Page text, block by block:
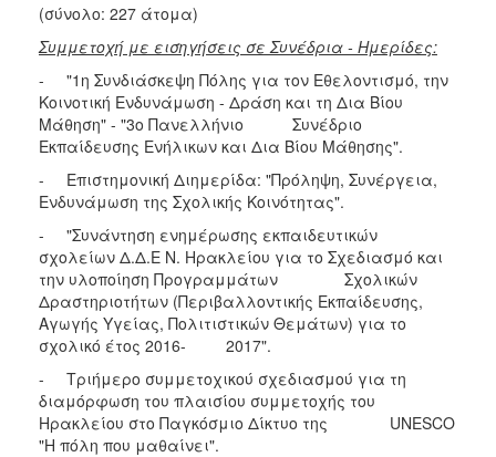
(σύνολο: 227 άτομα)
Συμμετοχή με εισηγήσεις σε Συνέδρια - Ημερίδες:
- "1η Συνδιάσκεψη Πόλης για τον Εθελοντισμό, την
Κοινοτική Ενδυνάμωση - Δράση και τη Δια Βίου
Μάθηση" - "3ο Πανελλήνιο Συνέδριο
Εκπαίδευσης Ενήλικων και Δια Βίου Μάθησης".
- Επιστημονική Διημερίδα: "Πρόληψη, Συνέργεια,
Ενδυνάμωση της Σχολικής Κοινότητας".
- "Συνάντηση ενημέρωσης εκπαιδευτικών
σχολείων Δ.Δ.Ε Ν. Ηρακλείου για το Σχεδιασμό και
την υλοποίηση Προγραμμάτων Σχολικών
Δραστηριοτήτων (Περιβαλλοντικής Εκπαίδευσης,
Αγωγής Υγείας, Πολιτιστικών Θεμάτων) για το
σχολικό έτος 2016- 2017".
- Τριήμερο συμμετοχικού σχεδιασμού για τη
διαμόρφωση του πλαισίου συμμετοχής του
Ηρακλείου στο Παγκόσμιο Δίκτυο της UNESCO
"Η πόλη που μαθαίνει".